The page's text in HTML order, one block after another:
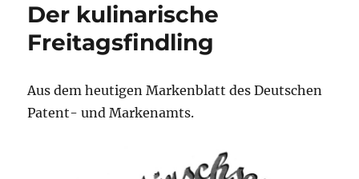
Der kulinarische
Freitagsfindling
Aus dem heutigen Markenblatt des Deutschen
Patent- und Markenamts.